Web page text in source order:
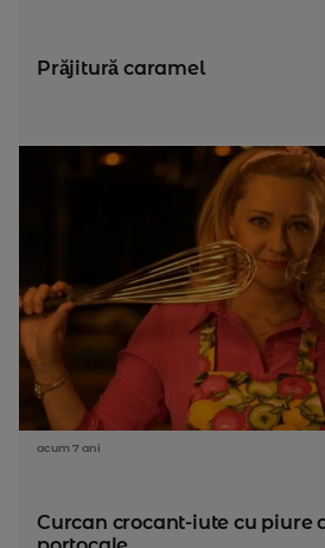
Prăjitură caramel
acum 7 ani
Curcan crocant-iute cu piure